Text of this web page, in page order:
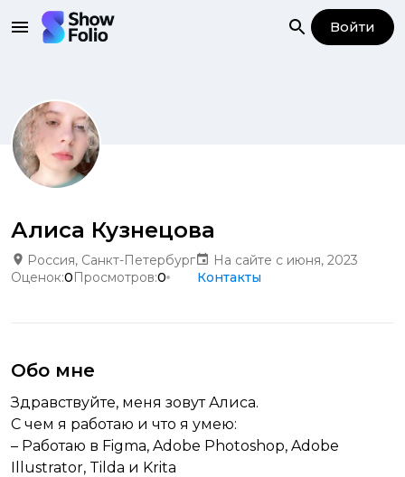
Войти
Алиса Кузнецова
Россия, Санкт-Петербург
На сайте с июня, 2023
Оценок:0Просмотров:0 Контакты
Обо мне
Здравствуйте, меня зовут Алиса.
С чем я работаю и что я умею:
– Работаю в Figma, Adobe Photoshop, Adobe
Illustrator, Tilda и Krita